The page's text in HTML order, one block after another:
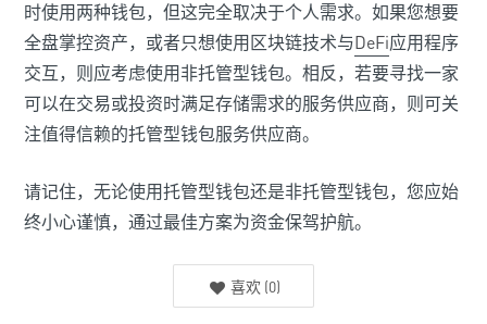
时使用两种钱包，但这完全取决于个人需求。如果您想要
全盘掌控资产，或者只想使用区块链技术与DeFi应用程序
交互，则应考虑使用非托管型钱包。相反，若要寻找一家
可以在交易或投资时满足存储需求的服务供应商，则可关
注值得信赖的托管型钱包服务供应商。
请记住，无论使用托管型钱包还是非托管型钱包，您应始
终小心谨慎，通过最佳方案为资金保驾护航。
喜欢 (0)